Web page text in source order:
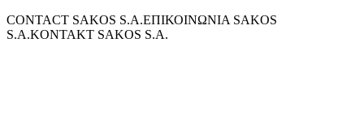
CONTACT SAKOS S.A.ΕΠΙΚΟΙΝΩΝΙΑ SAKOS
S.A.KONTAKT SAKOS S.A.